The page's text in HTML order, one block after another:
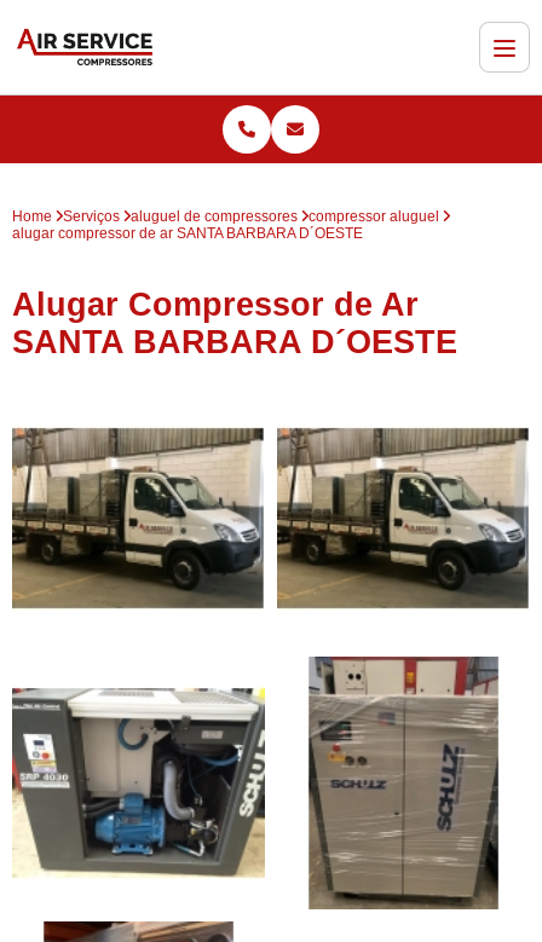
Home Serviços aluguel de compressores
compressor aluguel
alugar compressor de ar SANTA BARBARA D´OESTE
Alugar Compressor de Ar
SANTA BARBARA D´OESTE